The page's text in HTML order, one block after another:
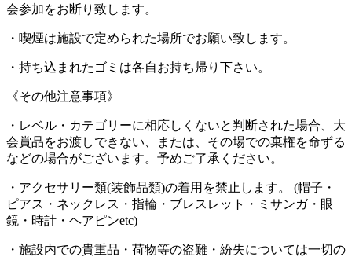
会参加をお断り致します。
・喫煙は施設で定められた場所でお願い致します。
・持ち込まれたゴミは各自お持ち帰り下さい。
《その他注意事項》
・レベル・カテゴリーに相応しくないと判断された場合、大
会賞品をお渡しできない、または、その場での棄権を命ずる
などの場合がございます。予めご了承ください。
・アクセサリー類(装飾品類)の着用を禁止します。 (帽子・
ピアス・ネックレス・指輪・ブレスレット・ミサンガ・眼
鏡・時計・ヘアピンetc)
・施設内での貴重品・荷物等の盗難・紛失については一切の